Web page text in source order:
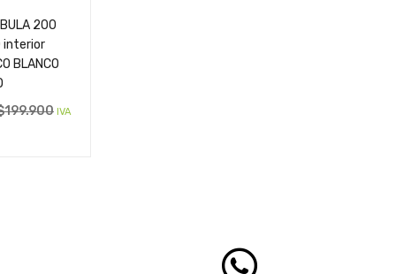
200
interior
BLANCO
199.900 IVA